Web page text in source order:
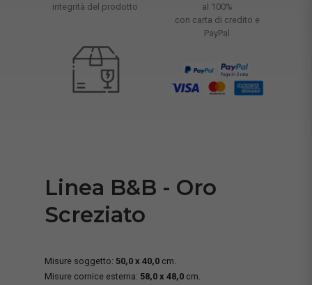
integrità del prodotto
al 100%
con carta di credito e
PayPal
Linea B&B - Oro
Screziato
Misure soggetto: 50,0 x 40,0 cm.
Misure cornice esterna: 58,0 x 48,0 cm.